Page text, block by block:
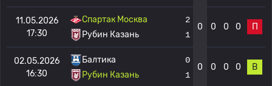
11.05.2026
17:30
Спартак Москва
Рубин Казань
2
1
0 0 0 0 П
02.05.2026
16:30
Балтика
Рубин Казань
0
1
0 0 0 0 В